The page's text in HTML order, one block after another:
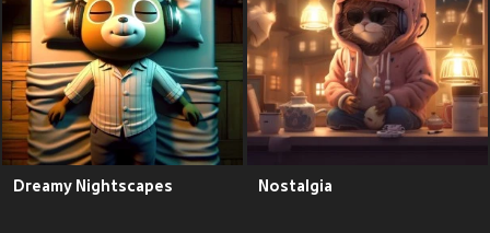
Dreamy Nightscapes Nostalgia